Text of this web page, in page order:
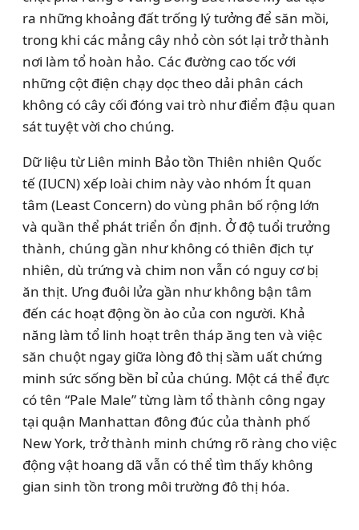
ra những khoảng đất trống lý tưởng để săn mồi,
trong khi các mảng cây nhỏ còn sót lại trở thành
nơi làm tổ hoàn hảo. Các đường cao tốc với
những cột điện chạy dọc theo dải phân cách
không có cây cối đóng vai trò như điểm đậu quan
sát tuyệt vời cho chúng.
Dữ liệu từ Liên minh Bảo tồn Thiên nhiên Quốc
tế (IUCN) xếp loài chim này vào nhóm Ít quan
tâm (Least Concern) do vùng phân bố rộng lớn
và quần thể phát triển ổn định. Ở độ tuổi trưởng
thành, chúng gần như không có thiên địch tự
nhiên, dù trứng và chim non vẫn có nguy cơ bị
ăn thịt. Ưng đuôi lửa gần như không bận tâm
đến các hoạt động ồn ào của con người. Khả
năng làm tổ linh hoạt trên tháp ăng ten và việc
săn chuột ngay giữa lòng đô thị sầm uất chứng
minh sức sống bền bỉ của chúng. Một cá thể đực
có tên “Pale Male” từng làm tổ thành công ngay
tại quận Manhattan đông đúc của thành phố
New York, trở thành minh chứng rõ ràng cho việc
động vật hoang dã vẫn có thể tìm thấy không
gian sinh tồn trong môi trường đô thị hóa.